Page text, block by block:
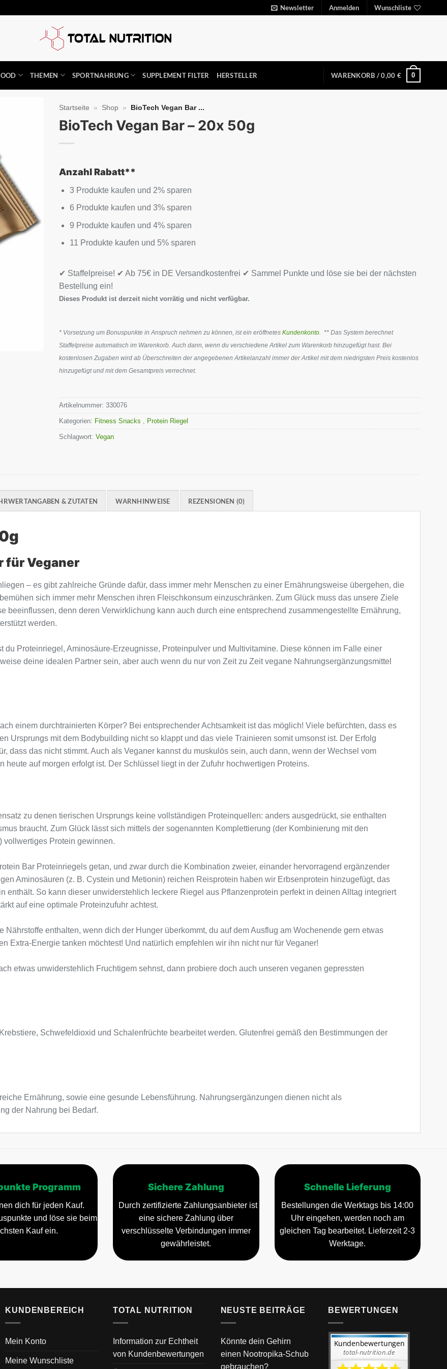
Newsletter Anmelden Wunschliste
THEMEN SPORTNAHRUNG SUPPLEMENT FILTER HERSTELLER WARENKORB /0,00 € 0
Startseite » Shop » BioTech Vegan Bar ...
BioTech Vegan Bar – 20x 50g
Anzahl Rabatt**
3 Produkte kaufen und 2% sparen
6 Produkte kaufen und 3% sparen
9 Produkte kaufen und 4% sparen
11 Produkte kaufen und 5% sparen
✔ Staffelpreise! ✔ Ab 75€ in DE Versandkostenfrei ✔ Sammel Punkte und löse sie bei der nächsten
Bestellung ein!
Dieses Produkt ist derzeit nicht vorrätig und nicht verfügbar.
* Vorsetzung um Bonuspunkte in Anspruch nehmen zu können, ist ein eröffnetesKundenkonto. ** Das System berechnet
Staffelpreise automatisch im Warenkorb. Auch dann, wenn du verschiedene Artikel zum Warenkorb hinzugefügt hast. Bei
kostenlosen Zugaben wird ab Überschreiten der angegebenen Artikelanzahl immer der Artikel mit dem niedrigsten Preis kostenlos
hinzugefügt und mit dem Gesamtpreis verrechnet.
Artikelnummer:330076
Kategorien: Fitness Snacks , Protein Riegel
Schlagwort:Vegan
& ZUTATEN WARNHINWEISE REZENSIONEN (0)
für Veganer
– es gibt zahlreiche Gründe dafür, dass immer mehr Menschen zu einer Ernährungsweise übergehen, die
sich immer mehr Menschen ihren Fleischkonsum einzuschränken. Zum Glück muss das unsere Ziele
beeinflussen, denn deren Verwirklichung kann auch durch eine entsprechend zusammengestellte Ernährung,
werden.
du Proteinriegel, Aminosäure-Erzeugnisse, Proteinpulver und Multivitamine. Diese können im Falle einer
deine idealen Partner sein, aber auch wenn du nur von Zeit zu Zeit vegane Nahrungsergänzungsmittel
einem durchtrainierten Körper? Bei entsprechender Achtsamkeit ist das möglich! Viele befürchten, dass es
Ursprungs mit dem Bodybuilding nicht so klappt und das viele Trainieren somit umsonst ist. Der Erfolg
dass das nicht stimmt. Auch als Veganer kannst du muskulös sein, auch dann, wenn der Wechsel vom
heute auf morgen erfolgt ist. Der Schlüssel liegt in der Zufuhr hochwertigen Proteins.
zu denen tierischen Ursprungs keine vollständigen Proteinquellen: anders ausgedrückt, sie enthalten
braucht. Zum Glück lässt sich mittels der sogenannten Komplettierung (der Kombinierung mit den
Protein gewinnen.
Bar Proteinriegels getan, und zwar durch die Kombination zweier, einander hervorragend ergänzender
Aminosäuren (z. B. Cystein und Metionin) reichen Reisprotein haben wir Erbsenprotein hinzugefügt, das
enthält. So kann dieser unwiderstehlich leckere Riegel aus Pflanzenprotein perfekt in deinen Alltag integriert
auf eine optimale Proteinzufuhr achtest.
enthalten, wenn dich der Hunger überkommt, du auf dem Ausflug am Wochenende gern etwas
Extra-Energie tanken möchtest! Und natürlich empfehlen wir ihn nicht nur für Veganer!
etwas unwiderstehlich Fruchtigem sehnst, dann probiere doch auch unseren veganen gepressten
Schwefeldioxid und Schalenfrüchte bearbeitet werden. Glutenfrei gemäß den Bestimmungen der
Ernährung, sowie eine gesunde Lebensführung. Nahrungsergänzungen dienen nicht als
der Nahrung bei Bedarf.
Programm
dich für jeden Kauf.
und löse sie beim
Kauf ein.
Sichere Zahlung
Durch zertifizierte Zahlungsanbieter ist
eine sichere Zahlung über
verschlüsselte Verbindungen immer
gewährleistet.
Schnelle Lieferung
Bestellungen die Werktags bis 14:00
Uhr eingehen, werden noch am
gleichen Tag bearbeitet. Lieferzeit 2-3
Werktage.
KUNDENBEREICH
Mein Konto
Meine Wunschliste
TOTAL NUTRITION
Information zur Echtheit
von Kundenbewertungen
NEUSTE BEITRÄGE
Könnte dein Gehirn
einen Nootropika-Schub
gebrauchen?
BEWERTUNGEN